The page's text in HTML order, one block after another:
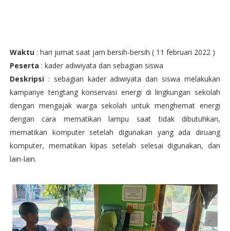
Waktu : hari jumat saat jam bersih-bersih ( 11 februari 2022 )
Peserta : kader adiwiyata dan sebagian siswa
Deskripsi : sebagian kader adiwiyata dan siswa melakukan
kampanye tengtang konservasi energi di lingkungan sekolah
dengan mengajak warga sekolah untuk menghemat energi
dengan cara mematikan lampu saat tidak dibutuhkan,
mematikan komputer setelah digunakan yang ada diruang
komputer, mematikan kipas setelah selesai digunakan, dan
lain-lain.